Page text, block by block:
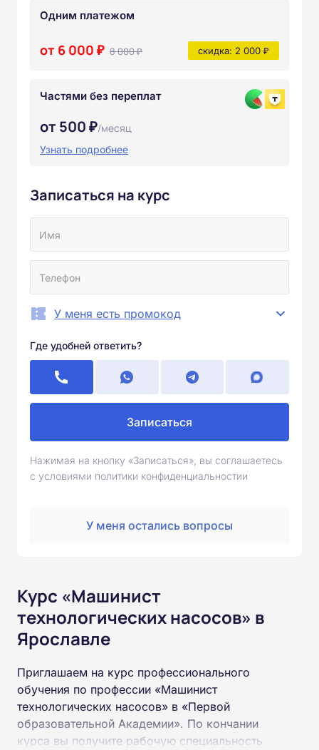
Одним платежом
от 6 000 ₽ 8 000 ₽ скидка: 2 000 ₽
Частями без переплат
от 500 ₽/месяц
Узнать подробнее
Записаться на курс
У меня есть промокод
Где удобней ответить?
Записаться
Нажимая на кнопку «Записаться», вы соглашаетесь
с условиями политики конфиденциальностии
У меня остались вопросы
Курс «Машинист
технологических насосов» в
Ярославле
Приглашаем на курс профессионального
обучения по профессии «Машинист
технологических насосов» в «Первой
образовательной Академии». По кончании
курса вы получите рабочую специальность